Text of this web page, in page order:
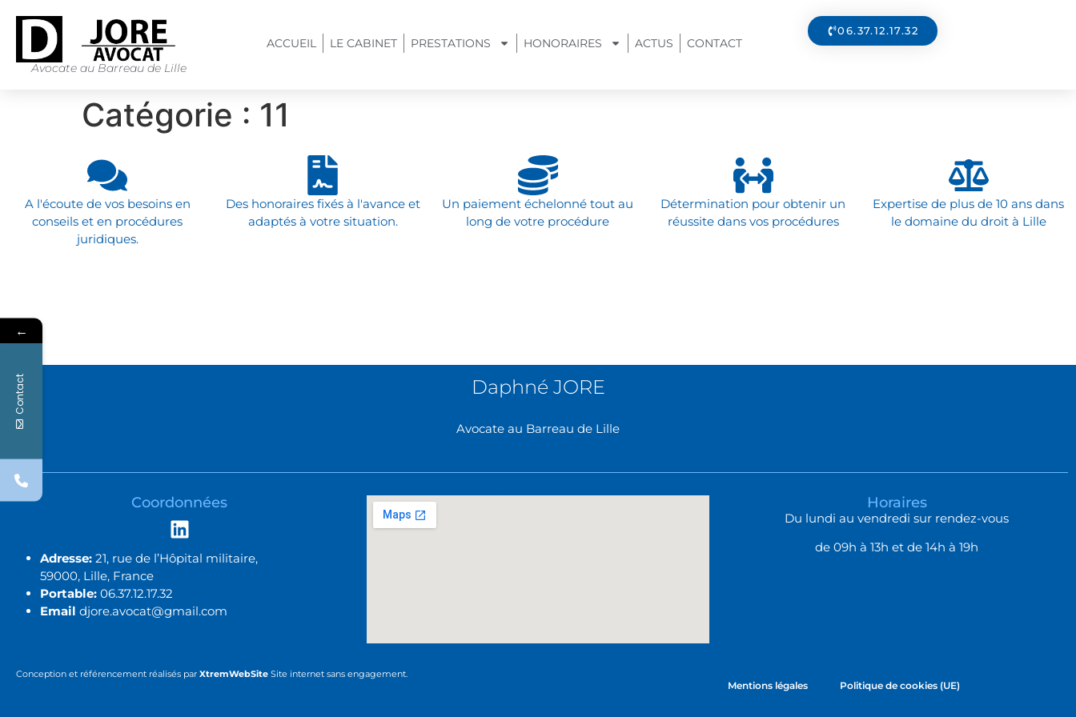
Avocate au Barreau de Lille
ACCUEIL LE CABINET PRESTATIONS HONORAIRES ACTUS CONTACT
06.37.12.17.32
Catégorie : 11
A l'écoute de vos besoins en
conseils et en procédures
juridiques.
Des honoraires fixés à l'avance et
adaptés à votre situation.
Un paiement échelonné tout au
long de votre procédure
Détermination pour obtenir un
réussite dans vos procédures
Expertise de plus de 10 ans dans
le domaine du droit à Lille
Daphné JORE
Avocate au Barreau de Lille
Coordonnées
Adresse: 21, rue de l’Hôpital militaire,
59000, Lille, France
Portable: 06.37.12.17.32
Email djore.avocat@gmail.com
Horaires
Du lundi au vendredi sur rendez-vous
de 09h à 13h et de 14h à 19h
Conception et référencement réalisés par XtremWebSite Site internet sans engagement.
Mentions légales Politique de cookies (UE)
←
Contact